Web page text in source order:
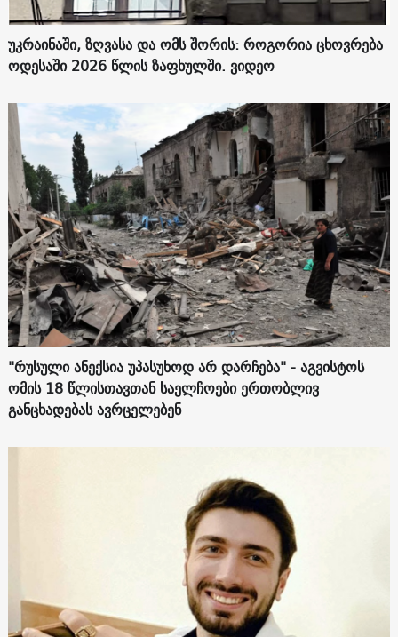
უკრაინაში, ზღვასა და ომს შორის: როგორია ცხოვრება
ოდესაში 2026 წლის ზაფხულში. ვიდეო
"რუსული ანექსია უპასუხოდ არ დარჩება" - აგვისტოს
ომის 18 წლისთავთან საელჩოები ერთობლივ
განცხადებას ავრცელებენ